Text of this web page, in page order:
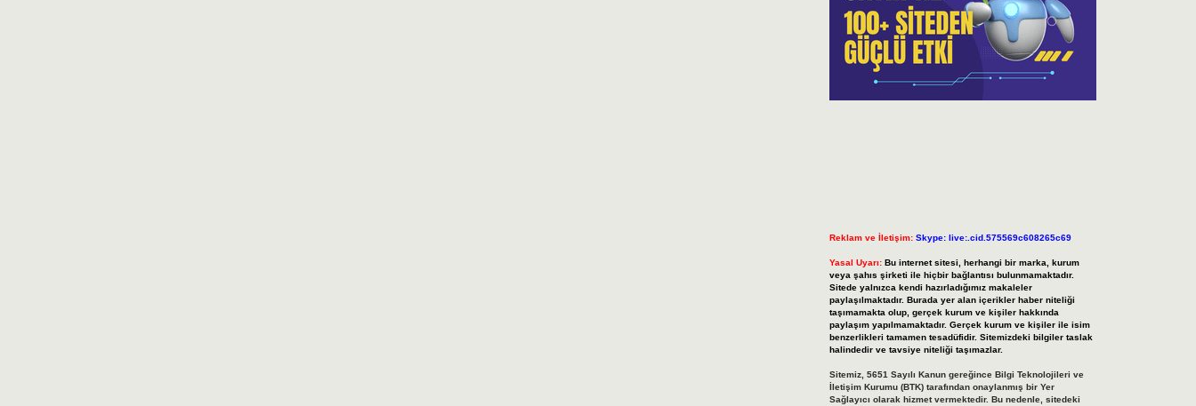
Reklam ve İletişim: Skype: live:.cid.575569c608265c69
Yasal Uyarı: Bu internet sitesi, herhangi bir marka, kurum
veya şahıs şirketi ile hiçbir bağlantısı bulunmamaktadır.
Sitede yalnızca kendi hazırladığımız makaleler
paylaşılmaktadır. Burada yer alan içerikler haber niteliği
taşımamakta olup, gerçek kurum ve kişiler hakkında
paylaşım yapılmamaktadır. Gerçek kurum ve kişiler ile isim
benzerlikleri tamamen tesadüfidir. Sitemizdeki bilgiler taslak
halindedir ve tavsiye niteliği taşımazlar.
Sitemiz, 5651 Sayılı Kanun gereğince Bilgi Teknolojileri ve
İletişim Kurumu (BTK) tarafından onaylanmış bir Yer
Sağlayıcı olarak hizmet vermektedir. Bu nedenle, sitedeki